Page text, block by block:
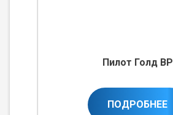
Пилот Голд ВР
ПОДРОБНЕЕ